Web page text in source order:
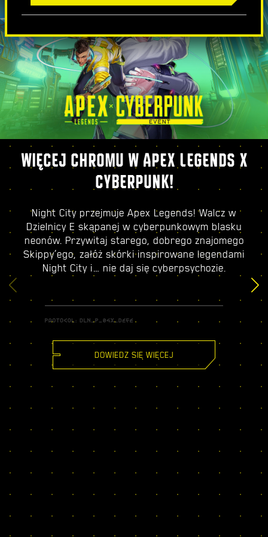
WIĘCEJ CHROMU W APEX LEGENDS X
CYBERPUNK!
Night City przejmuje Apex Legends! Walcz w
Dzielnicy E skąpanej w cyberpunkowym blasku
neonów. Przywitaj starego, dobrego znajomego
Skippy’ego, załóż skórki inspirowane legendami
Night City i… nie daj się cyberpsychozie.
DOWIEDZ SIĘ WIĘCEJ